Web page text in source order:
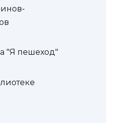
"Я пешеход"